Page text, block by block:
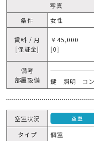
写真
条件
女性
賃料 / 月
[保証金]
￥45,000
[0]
備考
部屋設備
鍵 照明 コン
空室状況 空室
タイプ
個室